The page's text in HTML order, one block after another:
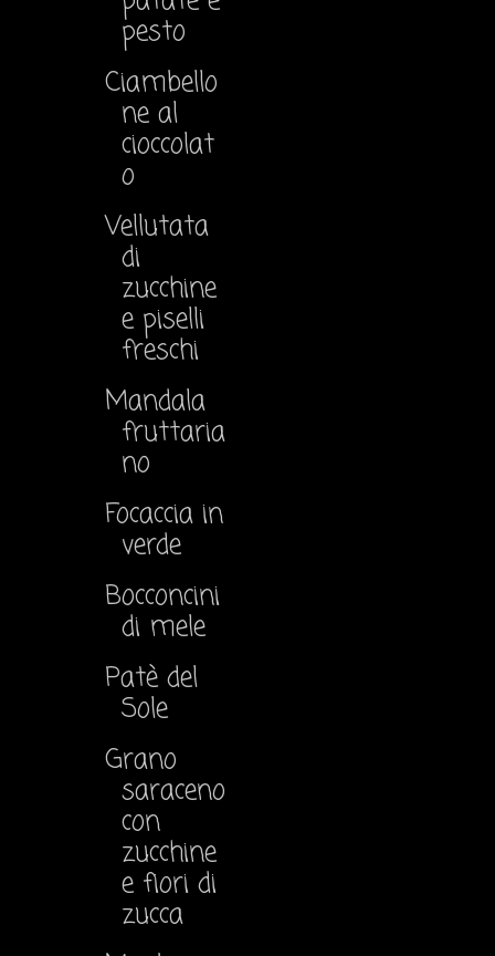
pesto
Ciambello
ne al
cioccolat
o
Vellutata
di
zucchine
e piselli
freschi
Mandala
fruttaria
no
Focaccia in
verde
Bocconcini
di mele
Patè del
Sole
Grano
saraceno
con
zucchine
e fiori di
zucca